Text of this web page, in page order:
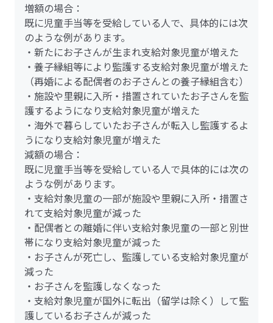
増額の場合：
既に児童手当等を受給している人で、具体的には次
のような例があります。
・新たにお子さんが生まれ支給対象児童が増えた
・養子縁組等により監護する支給対象児童が増えた
（再婚による配偶者のお子さんとの養子縁組含む）
・施設や里親に入所・措置されていたお子さんを監
護するようになり支給対象児童が増えた
・海外で暮らしていたお子さんが転入し監護するよ
うになり支給対象児童が増えた
減額の場合：
既に児童手当等を受給している人で具体的には次の
ような例があります。
・支給対象児童の一部が施設や里親に入所・措置さ
れて支給対象児童が減った
・配偶者との離婚に伴い支給対象児童の一部と別世
帯になり支給対象児童が減った
・お子さんが死亡し、監護している支給対象児童が
減った
・お子さんを監護しなくなった
・支給対象児童が国外に転出（留学は除く）して監
護しているお子さんが減った